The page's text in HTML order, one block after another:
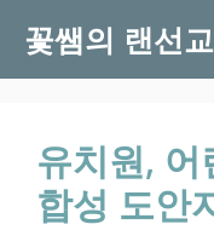
content
꽃쌤의 랜선
유치원,
합성 도안